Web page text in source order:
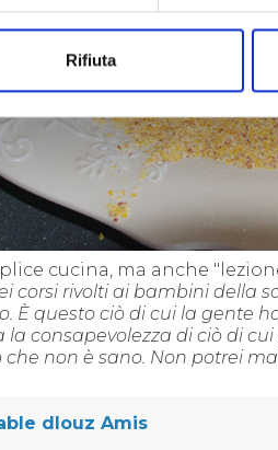
Rifiuta
cucina, ma anche
corsi rivolti ai bambini della
È questo ciò di cui la gente
consapevolezza di ciò di
non è sano. Non potrei
dlouz Amis